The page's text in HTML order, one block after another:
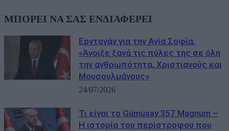
ΜΠΟΡΕΙ ΝΑ ΣΑΣ ΕΝΔΙΑΦΕΡΕΙ
Ερντογάν για την Αγία Σοφία:
«Άνοιξε ξανά τις πύλες της σε όλη
την ανθρωπότητα, Χριστιανούς και
Μουσουλμάνους»
24/07/2026
Τι είναι το Gümüsay.357 Magnum –
Η ιστορία του περίστροφου που